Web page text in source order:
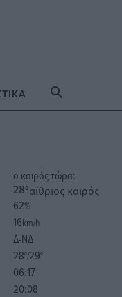
o καιρός τώρα:
28°αίθριος καιρός
62%
16km/h
Δ-ΝΔ
28°/29°
06:17
20:08